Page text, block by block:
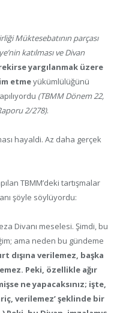
Müktesebatının parçası
katılması ve Divan
yargılanmak üzere
etmeyükümlülüğünü
(TBMM Dönem 22,
2/278).
hayaldi. Az daha gerçek
TBMM’deki tartışmalar
şöyle söylüyordu:
Divanı meselesi. Şimdi, bu
ama neden bu gündeme
dışına verilemez, başka
Peki, özellikle ağır
ne yapacaksınız; işte,
verilemez’ şeklinde bir